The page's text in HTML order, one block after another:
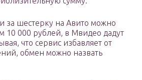
за шестерку на Авито можно
10 000 рублей, в Мвидео дадут
что сервис избавляет от
обмен можно назвать